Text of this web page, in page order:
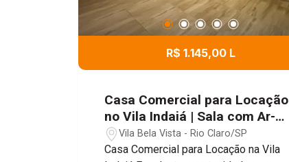
R$ 1.145,00 L
Casa Comercial para Locação
no Vila Indaiá | Sala com Ar-
Condicionado
Vila Bela Vista - Rio Claro/SP
Casa Comercial para Locação na Vila